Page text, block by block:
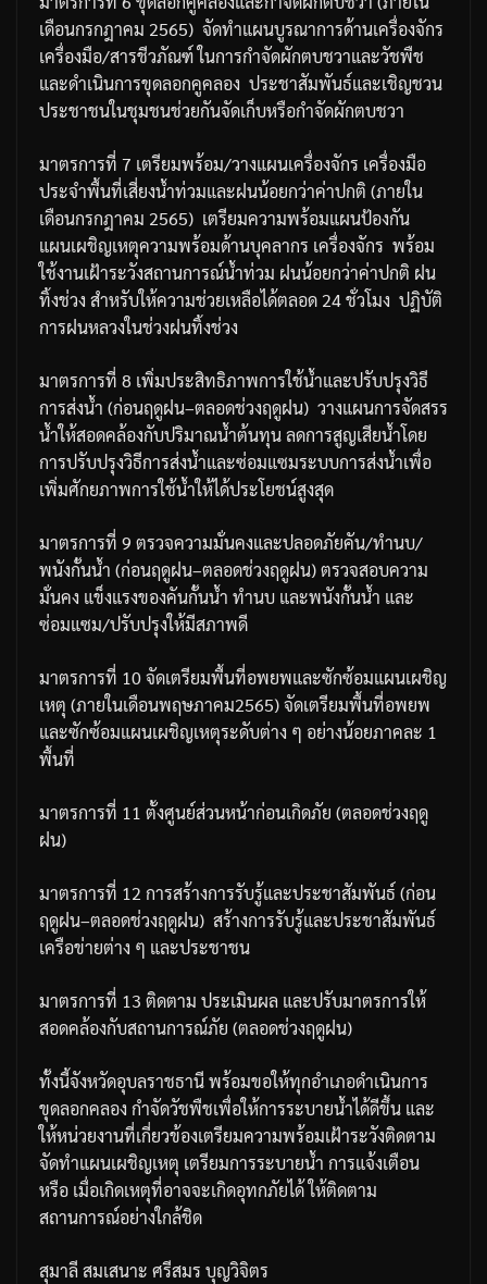
เดือนกรกฎาคม 2565) จัดทำแผนบูรณาการด้านเครื่องจักร
เครื่องมือ/สารชีวภัณฑ์ในการกำจัดผักตบชวาและวัชพืช
และดำเนินการขุดลอกคูคลอง ประชาสัมพันธ์และเชิญชวน
ประชาชนในชุมชนช่วยกันจัดเก็บหรือกำจัดผักตบชวา
มาตรการที่ 7 เตรียมพร้อม/วางแผนเครื่องจักร เครื่องมือ
ประจำพื้นที่เสี่ยงน้ำท่วมและฝนน้อยกว่าค่าปกติ (ภายใน
เดือนกรกฎาคม 2565) เตรียมความพร้อมแผนป้องกัน
แผนเผชิญเหตุความพร้อมด้านบุคลากร เครื่องจักร พร้อม
ใช้งานเฝ้าระวังสถานการณ์น้ำท่วม ฝนน้อยกว่าค่าปกติ ฝน
ทิ้งช่วง สำหรับให้ความช่วยเหลือได้ตลอด 24ชั่วโมง ปฏิบัติ
การฝนหลวงในช่วงฝนทิ้งช่วง
มาตรการที่ 8 เพิ่มประสิทธิภาพการใช้น้ำและปรับปรุงวิธี
การส่งน้ำ (ก่อนฤดูฝน–ตลอดช่วงฤดูฝน) วางแผนการจัดสรร
น้ำให้สอดคล้องกับปริมาณน้ำต้นทุนลดการสูญเสียน้ำโดย
การปรับปรุงวิธีการส่งน้ำและซ่อมแซมระบบการส่งน้ำเพื่อ
เพิ่มศักยภาพการใช้น้ำให้ได้ประโยชน์สูงสุด
มาตรการที่ 9 ตรวจความมั่นคงและปลอดภัยคัน/ทำนบ/
พนังกั้นน้ำ (ก่อนฤดูฝน–ตลอดช่วงฤดูฝน)ตรวจสอบความ
มั่นคง แข็งแรงของคันกั้นน้ำ ทำนบ และพนังกั้นน้ำ และ
ซ่อมแซม/ปรับปรุงให้มีสภาพดี
มาตรการที่ 10จัดเตรียมพื้นที่อพยพและซักซ้อมแผนเผชิญ
เหตุ (ภายในเดือนพฤษภาคม2565)จัดเตรียมพื้นที่อพยพ
และซักซ้อมแผนเผชิญเหตุระดับต่าง ๆ อย่างน้อยภาคละ 1
พื้นที่
มาตรการที่ 11 ตั้งศูนย์ส่วนหน้าก่อนเกิดภัย (ตลอดช่วงฤดู
ฝน)
มาตรการที่ 12 การสร้างการรับรู้และประชาสัมพันธ์ (ก่อน
ฤดูฝน–ตลอดช่วงฤดูฝน) สร้างการรับรู้และประชาสัมพันธ์
เครือข่ายต่าง ๆ และประชาชน
มาตรการที่ 13 ติดตาม ประเมินผล และปรับมาตรการให้
สอดคล้องกับสถานการณ์ภัย (ตลอดช่วงฤดูฝน)
ทั้งนี้จังหวัดอุบลราชธานีพร้อมขอให้ทุกอำเภอดำเนินการ
ขุดลอกคลอง กำจัดวัชพืชเพื่อให้การระบายน้ำได้ดีขึ้น และ
ให้หน่วยงานที่เกี่ยวข้องเตรียมความพร้อมเฝ้าระวังติดตาม
จัดทำแผนเผชิญเหตุ เตรียมการระบายน้ำ การแจ้งเตือน
หรือ เมื่อเกิดเหตุที่อาจจะเกิดอุทกภัยได้ให้ติดตาม
สถานการณ์อย่างใกล้ชิด
สุมาลี สมเสนาะ ศรีสมร บุญวิจิตร